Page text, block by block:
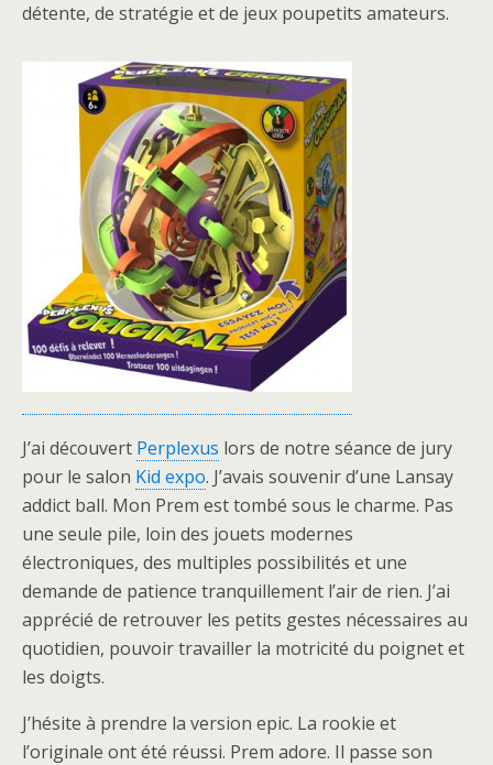
détente, de stratégie et de jeux poupetits amateurs.
J’ai découvert Perplexus lors de notre séance de jury
pour le salon Kid expo. J’avais souvenir d’une Lansay
addict ball. Mon Prem est tombé sous le charme. Pas
une seule pile, loin des jouets modernes
électroniques, des multiples possibilités et une
demande de patience tranquillement l’air de rien. J’ai
apprécié de retrouver les petits gestes nécessaires au
quotidien, pouvoir travailler la motricité du poignet et
les doigts.
J’hésite à prendre la version epic. La rookie et
l’originale ont été réussi. Prem adore. Il passe son